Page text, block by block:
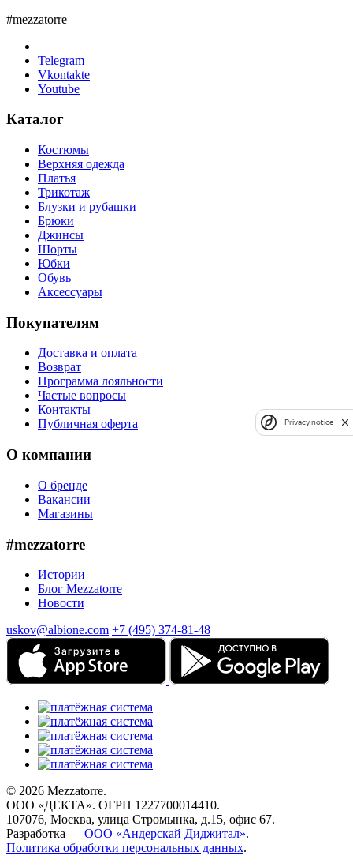
#mezzatorre
Telegram
Vkontakte
Youtube
Каталог
Костюмы
Верхняя одежда
Платья
Трикотаж
Блузки и рубашки
Брюки
Джинсы
Шорты
Юбки
Обувь
Аксессуары
Покупателям
Доставка и оплата
Возврат
Программа лояльности
Частые вопросы
Контакты
Публичная оферта
О компании
О бренде
Вакансии
Магазины
#mezzatorre
Истории
Блог Mezzatorre
Новости
uskov@albione.com +7 (495) 374-81-48
© 2026 Mezzatorre.
ООО «ДЕКТА». ОГРН 1227700014410.
107076, Москва, улица Стромынка, д.15, офис 67.
Разработка — ООО «Андерскай Диджитал».
Политика обработки персональных данных.
Privacy notice